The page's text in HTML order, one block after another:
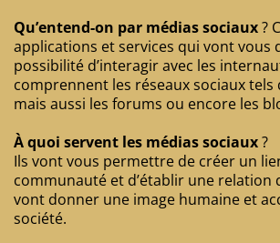
Qu’entend-on par médias sociaux?
applications et services qui vont vous
possibilité d’interagir avec les
comprennent les réseaux sociaux tels
mais aussi les forums ou encore les
À quoi servent les médias sociaux?
Ils vont vous permettre de créer un
communauté et d’établir une relation
vont donner une image humaine et
société.